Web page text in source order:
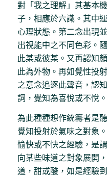
對「我之理解」其基本
子，相應於六識。其中
心理狀態。第二念出現
出視能中之不同色彩。
此某或彼某。又再認知
此為外物。再如覺性投
之意念追逐此聲音，認
詞，覺知為喜悅或不悅。
為此種種想作統籌者是
覺知投射於氣味之對象
愉快或不快之經驗，是
向某些味道之對象展開
道，甜或酸，如是經驗